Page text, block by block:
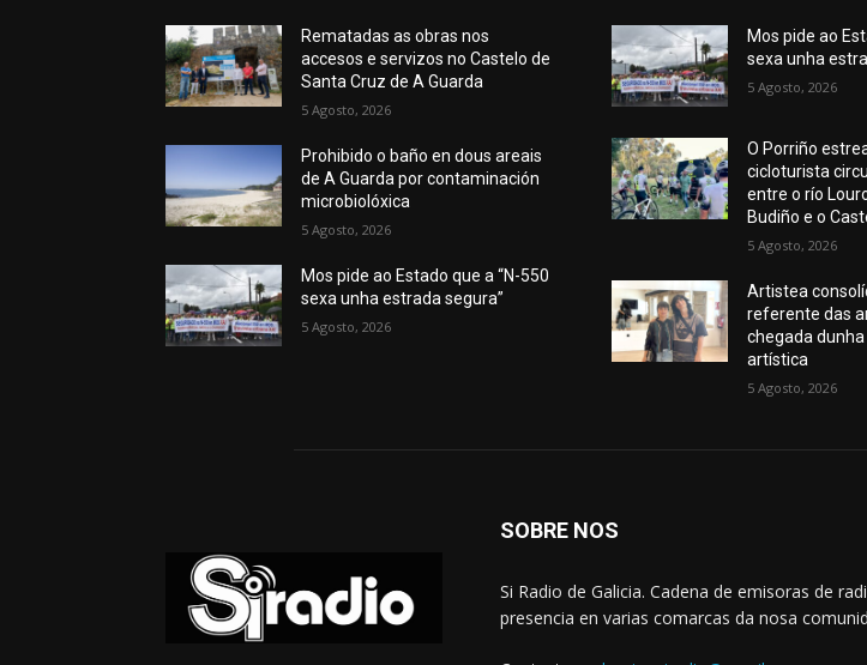
Rematadas as obras nos
accesos e servizos no Castelo de
Santa Cruz de A Guarda
5 Agosto, 2026
Prohibido o baño en dous areais
de A Guarda por contaminación
microbiolóxica
5 Agosto, 2026
Mos pide ao Estado que a “N-550
sexa unha estrada segura”
5 Agosto, 2026
Mos pide ao
sexa unha
5 Agosto, 2026
O Porriño
cicloturista
entre o río
Budiño e o
5 Agosto, 2026
Artistea
referente das
chegada
artística
5 Agosto, 2026
SOBRE NOS
Si Radio de Galicia. Cadena de emisoras de
presencia en varias comarcas da nosa